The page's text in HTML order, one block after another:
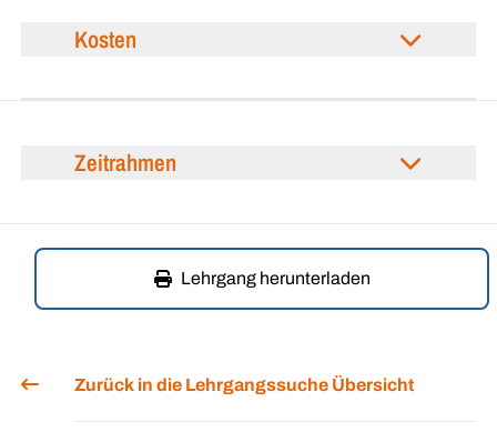
Kosten
Zeitrahmen
Lehrgang herunterladen
Zurück in die Lehrgangssuche Übersicht